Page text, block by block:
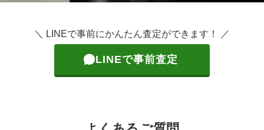
＼ LINEで事前にかんたん査定ができます！ ／
LINEで事前査定